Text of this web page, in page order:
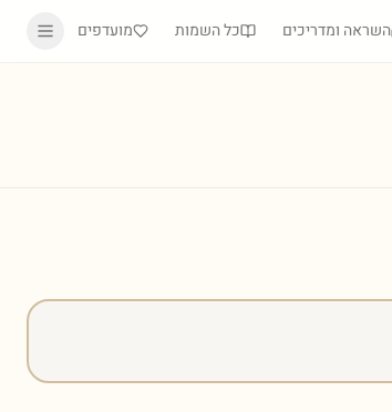
השראה ומדריכים כל השמות מועדפים